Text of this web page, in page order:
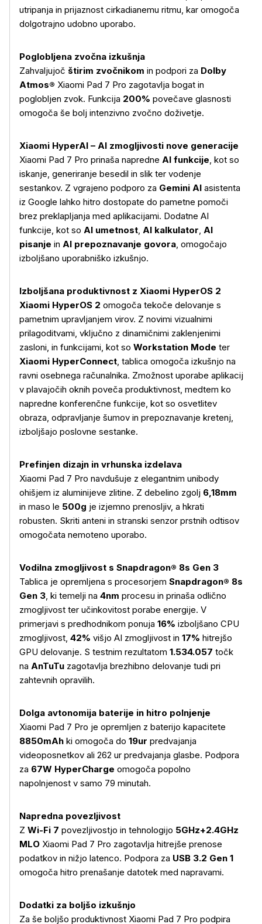
Več o izdelku
utripanja in prijaznost cirkadianemu ritmu, kar omogoča
dolgotrajno udobno uporabo.
Poglobljena zvočna izkušnja
Zahvaljujoč štirim zvočnikom in podpori za Dolby
Atmos® Xiaomi Pad 7 Pro zagotavlja bogat in
poglobljen zvok. Funkcija 200% povečave glasnosti
omogoča še bolj intenzivno zvočno doživetje.
Xiaomi HyperAI – AI zmogljivosti nove generacije
Xiaomi Pad 7 Pro prinaša napredne AI funkcije, kot so
iskanje, generiranje besedil in slik ter vodenje
sestankov. Z vgrajeno podporo za Gemini AI asistenta
iz Google lahko hitro dostopate do pametne pomoči
brez preklapljanja med aplikacijami. Dodatne AI
funkcije, kot so AI umetnost, AI kalkulator, AI
pisanje in AI prepoznavanje govora, omogočajo
izboljšano uporabniško izkušnjo.
Izboljšana produktivnost z Xiaomi HyperOS 2
Xiaomi HyperOS 2 omogoča tekoče delovanje s
pametnim upravljanjem virov. Z novimi vizualnimi
prilagoditvami, vključno z dinamičnimi zaklenjenimi
zasloni, in funkcijami, kot so Workstation Mode ter
Xiaomi HyperConnect, tablica omogoča izkušnjo na
ravni osebnega računalnika. Zmožnost uporabe aplikacij
v plavajočih oknih poveča produktivnost, medtem ko
napredne konferenčne funkcije, kot so osvetlitev
obraza, odpravljanje šumov in prepoznavanje kretenj,
izboljšajo poslovne sestanke.
Prefinjen dizajn in vrhunska izdelava
Xiaomi Pad 7 Pro navdušuje z elegantnim unibody
ohišjem iz aluminijeve zlitine. Z debelino zgolj 6,18mm
in maso le 500g je izjemno prenosljiv, a hkrati
robusten. Skriti anteni in stranski senzor prstnih odtisov
omogočata nemoteno uporabo.
Vodilna zmogljivost s Snapdragon® 8s Gen 3
Tablica je opremljena s procesorjem Snapdragon® 8s
Gen 3, ki temelji na 4nm procesu in prinaša odlično
zmogljivost ter učinkovitost porabe energije. V
primerjavi s predhodnikom ponuja 16% izboljšano CPU
zmogljivost, 42% višjo AI zmogljivost in 17% hitrejšo
GPU delovanje. S testnim rezultatom 1.534.057 točk
na AnTuTu zagotavlja brezhibno delovanje tudi pri
zahtevnih opravilih.
Dolga avtonomija baterije in hitro polnjenje
Xiaomi Pad 7 Pro je opremljen z baterijo kapacitete
8850mAh ki omogoča do 19ur predvajanja
videoposnetkov ali 262 ur predvajanja glasbe. Podpora
za 67W HyperCharge omogoča popolno
napolnjenost v samo 79 minutah.
Napredna povezljivost
Z Wi-Fi 7 povezljivostjo in tehnologijo 5GHz+2.4GHz
MLO Xiaomi Pad 7 Pro zagotavlja hitrejše prenose
podatkov in nižjo latenco. Podpora za USB 3.2 Gen 1
omogoča hitro prenašanje datotek med napravami.
Dodatki za boljšo izkušnjo
Za še boljšo produktivnost Xiaomi Pad 7 Pro podpira